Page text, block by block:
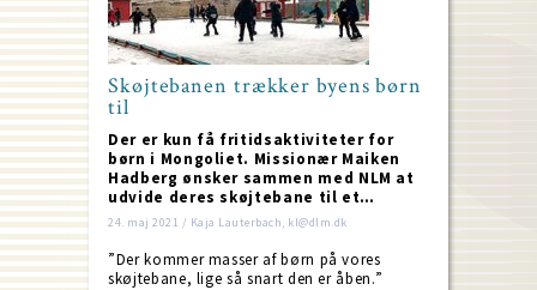
Skøjtebanen trækker byens børn
til
Der er kun få fritidsaktiviteter for
børn i Mongoliet. Missionær Maiken
Hadberg ønsker sammen med NLM at
udvide deres skøjtebane til et…
24. maj 2021 / Kaja Lauterbach, kl@dlm.dk
”Der kommer masser af børn på vores
skøjtebane, lige så snart den er åben.”